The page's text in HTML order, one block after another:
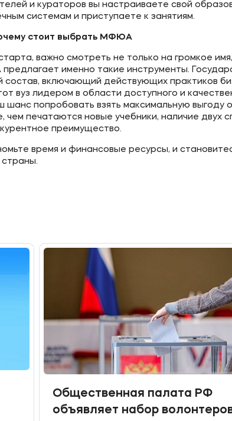
и кураторов вы настраиваете свой
системам и приступаете к занятиям.
стоит выбрать МФЮА
важно смотреть не только на громкое
именно такие инструменты.
состав, включающий действующих практиков
вуз лидером в области доступного и
попробовать взять максимальную выгоду
печатаются новые учебники, наличие двух
преимущество.
время и финансовые ресурсы, и
Общественная палата РФ
объявляет набор